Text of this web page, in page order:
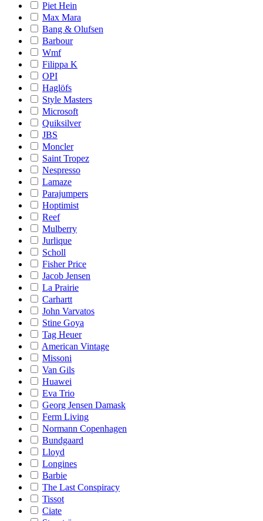
Piet Hein
Max Mara
Bang & Olufsen
Barbour
Wmf
Filippa K
OPI
Haglöfs
Style Masters
Microsoft
Quiksilver
JBS
Moncler
Saint Tropez
Nespresso
Lamaze
Parajumpers
Hoptimist
Reef
Mulberry
Jurlique
Scholl
Fisher Price
Jacob Jensen
La Prairie
Carhartt
John Varvatos
Stine Goya
Tag Heuer
American Vintage
Missoni
Van Gils
Huawei
Eva Trio
Georg Jensen Damask
Ferm Living
Normann Copenhagen
Bundgaard
Lloyd
Longines
Barbie
The Last Conspiracy
Tissot
Ciate